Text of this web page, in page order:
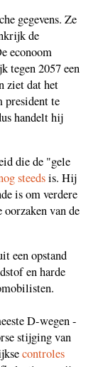
gegevens. Ze
de
econoom
tegen 2057 een
ziet dat het
president te
handelt hij
die de "gele
steedsis. Hij
is om verdere
van de
een opstand
en harde
D-wegen -
stijging van
controles